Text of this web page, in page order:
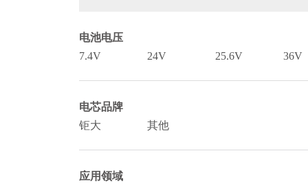
电池电压
7.4V
24V 25.6V 36V
电芯品牌
钜大
其他
应用领域